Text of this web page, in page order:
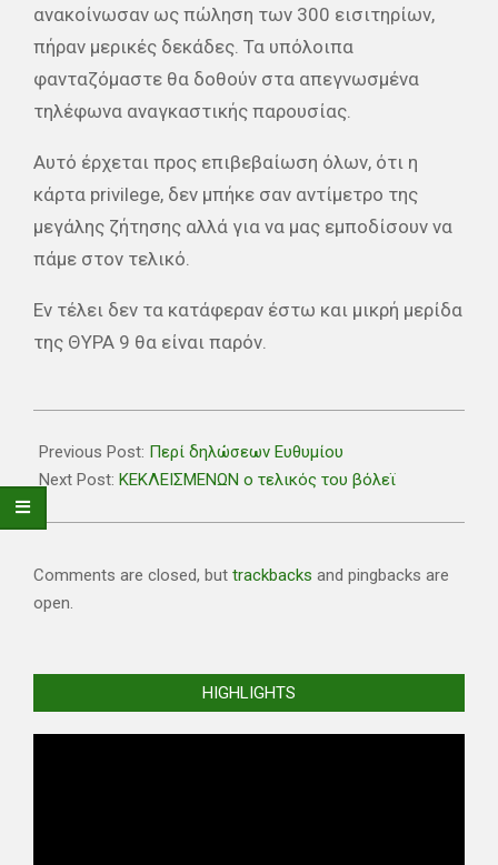
ανακοίνωσαν ως πώληση των 300 εισιτηρίων,
πήραν μερικές δεκάδες. Τα υπόλοιπα
φανταζόμαστε θα δοθούν στα απεγνωσμένα
τηλέφωνα αναγκαστικής παρουσίας.
Αυτό έρχεται προς επιβεβαίωση όλων, ότι η
κάρτα privilege, δεν μπήκε σαν αντίμετρο της
μεγάλης ζήτησης αλλά για να μας εμποδίσουν να
πάμε στον τελικό.
Εν τέλει δεν τα κατάφεραν έστω και μικρή μερίδα
της ΘΥΡΑ 9 θα είναι παρόν.
04-
16
Previous Post: Περί δηλώσεων Ευθυμίου
Next Post: ΚΕΚΛΕΙΣΜΕΝΩΝ ο τελικός του βόλεϊ
Comments are closed, but trackbacks and pingbacks are
open.
HIGHLIGHTS